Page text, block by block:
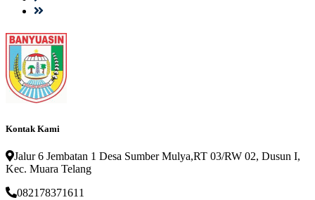
Kontak Kami
Jalur 6 Jembatan 1 Desa Sumber Mulya,RT 03/RW 02, Dusun I,
Kec. Muara Telang
082178371611